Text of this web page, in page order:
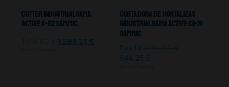
Cutter Industrial Gama
Active K-52 Sammic
1.289,25 €
Cortadora De Hortalizas
Industrial Gama Active CA-31
Sammic
Desde
944,25 €